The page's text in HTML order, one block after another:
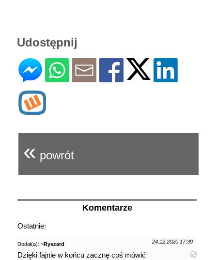
Udostępnij
« powrót
Komentarze
Ostatnie:
24.12.2020 17:39
Dodał(a): ~Ryszard
Dzięki fajnie w końcu zacznę coś mówić